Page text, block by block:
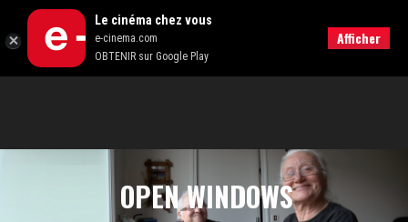
OPEN WINDOWS
RECHERCHER
Le cinéma chez vous
e-cinema.com
OBTENIR sur Google Play
Afficher